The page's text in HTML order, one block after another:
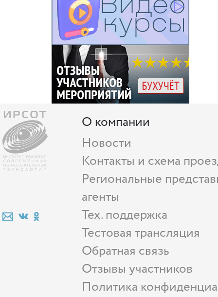
О компании
Новости
Контакты и схема
Региональные
агенты
Тех. поддержка
Тестовая трансляция
Обратная связь
Отзывы участников
Политика